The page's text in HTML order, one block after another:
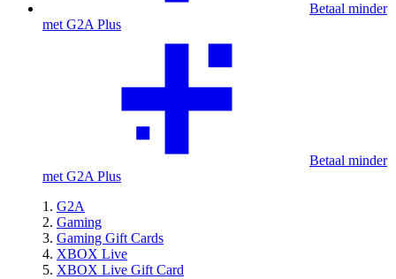
Betaal minder
met G2A Plus
Betaal minder
met G2A Plus
G2A
Gaming
Gaming Gift Cards
XBOX Live
XBOX Live Gift Card